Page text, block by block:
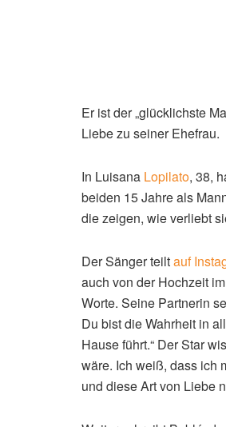
Er ist der „glücklichste
Liebe zu seiner Ehefrau.
In Luisana Lopilato, 38,
beiden 15 Jahre als
die zeigen, wie verliebt
Der Sänger teiltauf
auch von der Hochzeit
Worte. Seine Partnerin
Du bist die Wahrheit in
Hause führt.“ Der Star
wäre. Ich weiß, dass ich
und diese Art von Liebe